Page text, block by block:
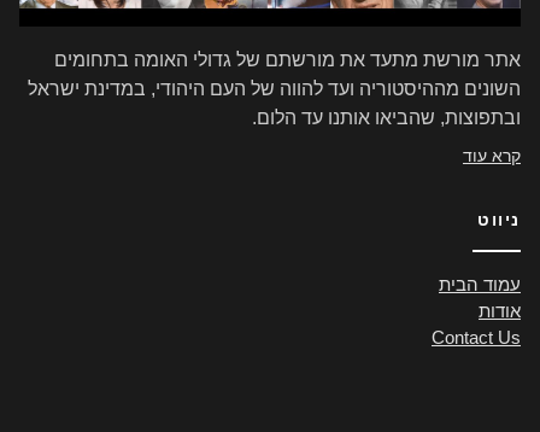
אתר מורשת מתעד את מורשתם של גדולי האומה בתחומים
השונים מההיסטוריה ועד להווה של העם היהודי, במדינת ישראל
ובתפוצות, שהביאו אותנו עד הלום.
קרא עוד
ניווט
עמוד הבית
אודות
Contact Us